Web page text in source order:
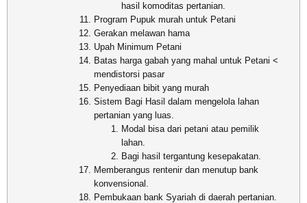
hasil komoditas pertanian.
Program Pupuk murah untuk Petani
Gerakan melawan hama
Upah Minimum Petani
Batas harga gabah yang mahal untuk Petani <
mendistorsi pasar
Penyediaan bibit yang murah
Sistem Bagi Hasil dalam mengelola lahan
pertanian yang luas.
Modal bisa dari petani atau pemilik
lahan.
Bagi hasil tergantung kesepakatan.
Memberangus rentenir dan menutup bank
konvensional.
Pembukaan bank Syariah di daerah pertanian.